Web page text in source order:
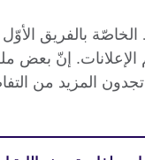
بالفريق
الإعلانات. إنّ
المزيد من